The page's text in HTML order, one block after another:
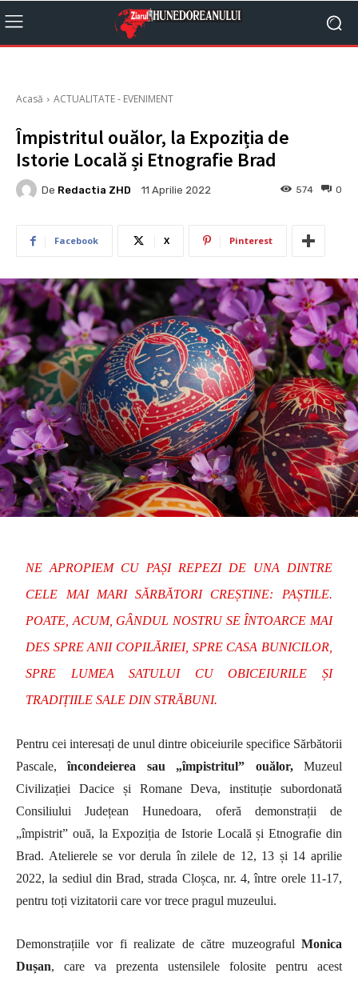
Acasă ACTUALITATE - EVENIMENT
Împistritul ouălor, la Expoziția de
Istorie Locală și Etnografie Brad
De Redactia ZHD 11 Aprilie 2022 0
574
Facebook X Pinterest
NE APROPIEM CU PAȘI REPEZI DE UNA DINTRE
CELE MAI MARI SĂRBĂTORI CREȘTINE: PAȘTILE.
POATE, ACUM, GÂNDUL NOSTRU SE ÎNTOARCE MAI
DES SPRE ANII COPILĂRIEI, SPRE CASA BUNICILOR,
SPRE LUMEA SATULUI CU OBICEIURILE ȘI
TRADIȚIILE SALE DIN STRĂBUNI.
Pentru cei interesați de unul dintre obiceiurile specifice Sărbătorii
Pascale,încondeierea sau „împistritul” ouălor,Muzeul
Civilizației Dacice și Romane Deva, instituție subordonată
Consiliului Județean Hunedoara, oferă demonstrații de
„împistrit” ouă, la Expoziția de Istorie Locală și Etnografie din
Brad. Atelierele se vor derula în zilele de 12, 13 și 14 aprilie
2022, la sediul din Brad, strada Cloșca, nr. 4, între orele 11-17,
pentru toți vizitatorii care vor trece pragul muzeului.
Demonstrațiile vor fi realizate de către muzeograful Monica
Dușan, care va prezenta ustensilele folosite pentru acest